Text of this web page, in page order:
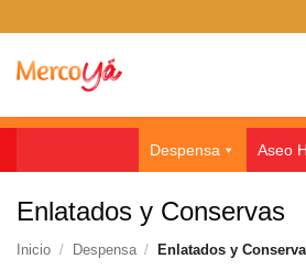
contenido
Despensa Aseo
Enlatados y Conservas
Inicio / Despensa / Enlatados y